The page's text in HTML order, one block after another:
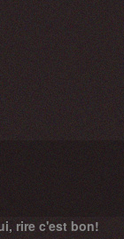
rire c'est bon!